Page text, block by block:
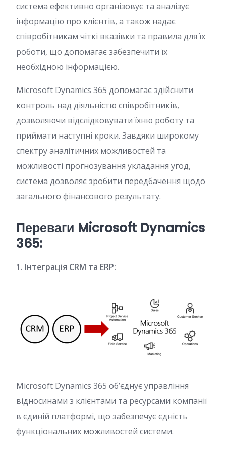
система ефективно організовує та аналізує
інформацію про клієнтів, а також надає
співробітникам чіткі вказівки та правила для їх
роботи, що допомагає забезпечити їх
необхідною інформацією.
Microsoft Dynamics 365 допомагає здійснити
контроль над діяльністю співробітників,
дозволяючи відслідковувати їхню роботу та
приймати наступні кроки. Завдяки широкому
спектру аналітичних можливостей та
можливості прогнозування укладання угод,
система дозволяє зробити передбачення щодо
загального фінансового результату.
Переваги Microsoft Dynamics
365:
1. Інтеграція CRM та ERP:
Microsoft Dynamics 365 об’єднує управління
відносинами з клієнтами та ресурсами компанії
в єдиній платформі, що забезпечує єдність
функціональних можливостей системи.